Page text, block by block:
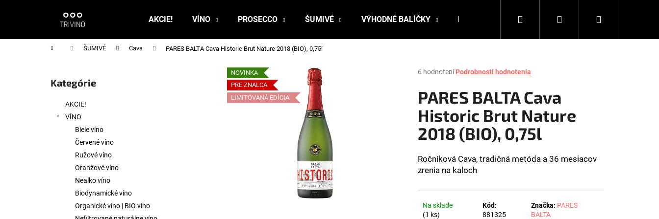
AKCIE! VÍNO PROSECCO ŠUMIVÉ VÝHODNÉ BALÍČKY DARČEKY KÁVA DOPLNKY
Hľadať PrihlásenieNákupný
Domov ŠUMIVÉ Cava PARES BALTA Cava Historic Brut Nature 2018 (BIO), 0,75l
Preskočiť
kategórie
Kategórie
AKCIE!
VÍNO
Biele víno
Červené víno
Ružové víno
Oranžové víno
Nealko víno
Biodynamické víno
Organické víno | BIO víno
Priemerné
je
5,0
5
hviezdičiek.
6 hodnotení Podrobnosti hodnotenia
PARES BALTA Cava
Historic Brut Nature
2018 (BIO), 0,75l
Ročníková Cava, tradičná metóda a 36 mesiacov
zrenia na kaloch
Na sklade
(1 ks)
Kód:
881325
Značka: PARES
BALTA
NOVINKA
PRE ZNALCA
LIMITOVANÁ EDÍCIA
í
do
do
Čo potrebujete nájsť?
Odporúčame